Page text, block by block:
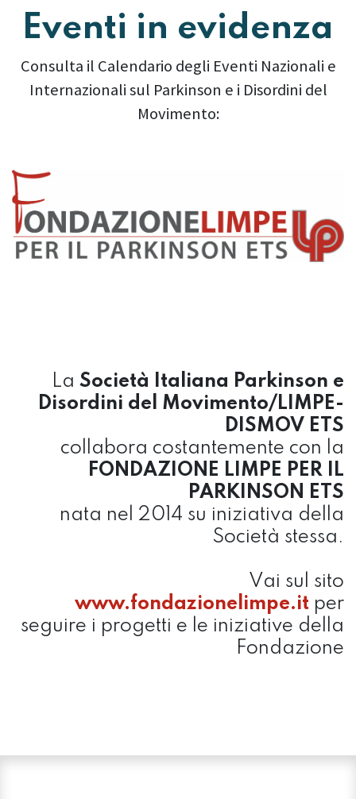
Eventi in evidenza
Consulta il Calendario degli Eventi Nazionali e
Internazionali sul Parkinson e i Disordini del
Movimento:
La Società Italiana Parkinson e
Disordini del Movimento/LIMPE-
DISMOV ETS
collabora costantemente con la
FONDAZIONE LIMPE PER IL
PARKINSON ETS
nata nel 2014 su iniziativa della
Società stessa.
Vai sul sito
www.fondazionelimpe.it per
seguire i progetti e le iniziative della
Fondazione